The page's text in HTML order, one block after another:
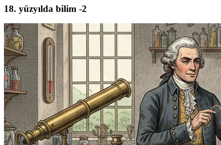
18. yüzyılda bilim -2